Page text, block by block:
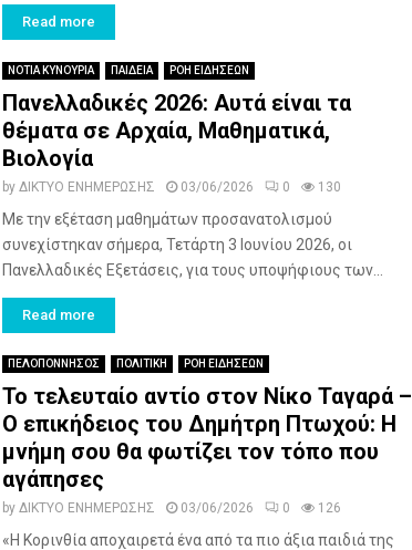
Read more
ΝΟΤΙΑ ΚΥΝΟΥΡΙΑ ΠΑΙΔΕΙΑ ΡΟΗ ΕΙΔΗΣΕΩΝ
Πανελλαδικές 2026: Αυτά είναι τα
θέματα σε Αρχαία, Μαθηματικά,
Βιολογία
by ΔΙΚΤΥΟ ΕΝΗΜΕΡΩΣΗΣ 03/06/2026 0 130
Με την εξέταση μαθημάτων προσανατολισμού
συνεχίστηκαν σήμερα, Τετάρτη 3 Ιουνίου 2026, οι
Πανελλαδικές Εξετάσεις, για τους υποψήφιους των...
Read more
ΠΕΛΟΠΟΝΝΗΣΟΣ ΠΟΛΙΤΙΚΗ ΡΟΗ ΕΙΔΗΣΕΩΝ
Το τελευταίο αντίο στον Νίκο Ταγαρά –
Ο επικήδειος του Δημήτρη Πτωχού: Η
μνήμη σου θα φωτίζει τον τόπο που
αγάπησες
by ΔΙΚΤΥΟ ΕΝΗΜΕΡΩΣΗΣ 03/06/2026 0 126
«Η Κορινθία αποχαιρετά ένα από τα πιο άξια παιδιά της